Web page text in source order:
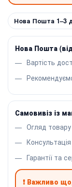
Нова Пошта 1–3
Нова Пошта
Вартість
Самовивіз із
Огляд товару
Гарантії та
❗ Важливо